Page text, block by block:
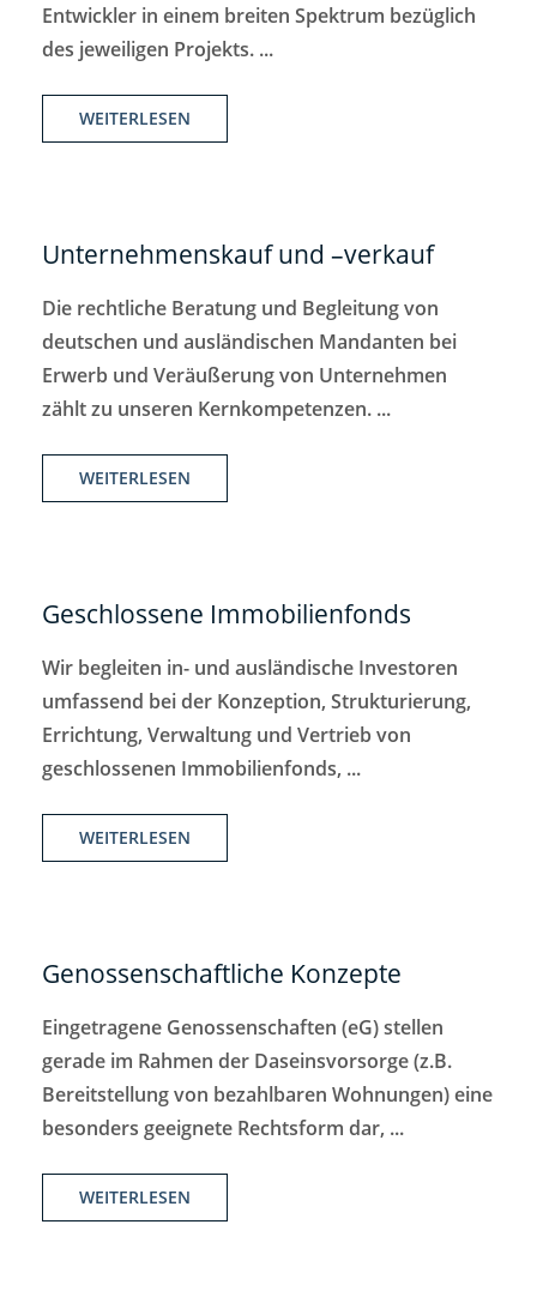
Entwickler in einem breiten Spektrum bezüglich
des jeweiligen Projekts. ...
WEITERLESEN
Unternehmenskauf und –verkauf
Die rechtliche Beratung und Begleitung von
deutschen und ausländischen Mandanten bei
Erwerb und Veräußerung von Unternehmen
zählt zu unseren Kernkompetenzen. ...
WEITERLESEN
Geschlossene Immobilienfonds
Wir begleiten in- und ausländische Investoren
umfassend bei der Konzeption, Strukturierung,
Errichtung, Verwaltung und Vertrieb von
geschlossenen Immobilienfonds, ...
WEITERLESEN
Genossenschaftliche Konzepte
Eingetragene Genossenschaften (eG) stellen
gerade im Rahmen der Daseinsvorsorge (z.B.
Bereitstellung von bezahlbaren Wohnungen) eine
besonders geeignete Rechtsform dar, ...
WEITERLESEN